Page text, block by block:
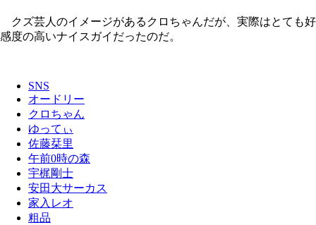
クズ芸人のイメージがあるクロちゃんだが、実際はとても好
感度の高いナイスガイだったのだ。
SNS
オードリー
クロちゃん
ゆってぃ
佐藤栞里
午前0時の森
宇梶剛士
安田大サーカス
家入レオ
粗品